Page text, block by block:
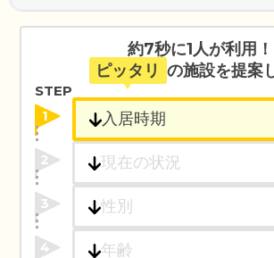
約7秒に1人が利用！
ピッタリ の施設を提案
STEP
1
2
3
4